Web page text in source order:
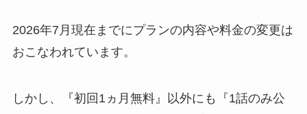
2026年7月現在までにプランの内容や料金の変更は
おこなわれています。
しかし、『初回1ヵ月無料』以外にも『1話のみ公